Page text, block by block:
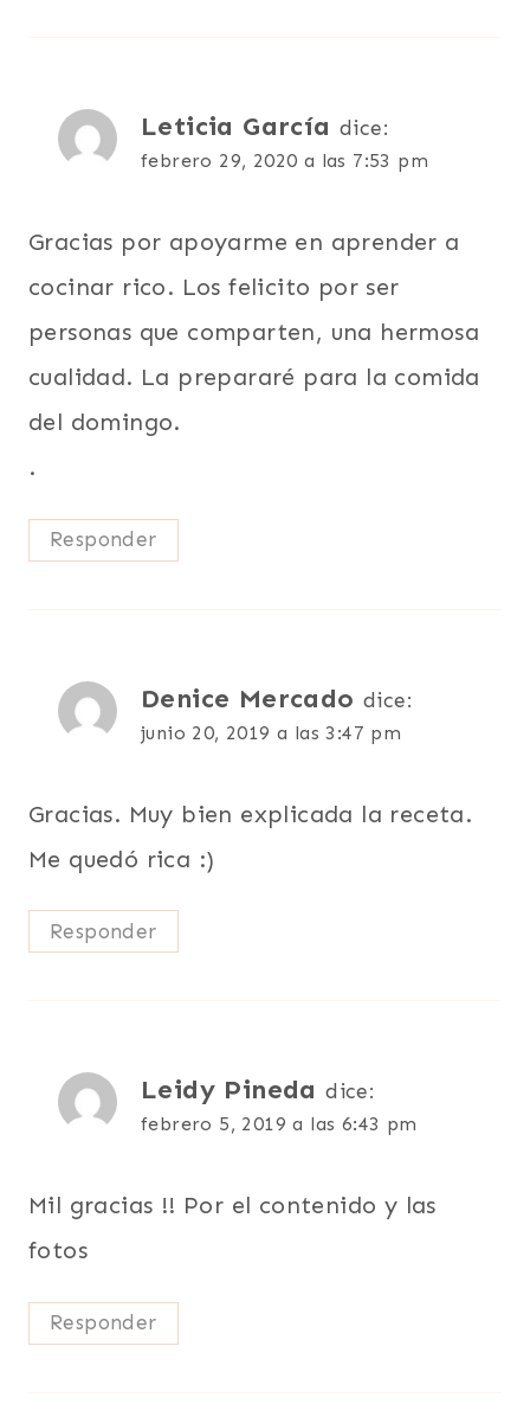
Leticia García dice:
febrero 29, 2020 a las 7:53 pm
Gracias por apoyarme en aprender a
cocinar rico. Los felicito por ser
personas que comparten, una hermosa
cualidad. La prepararé para la comida
del domingo.
.
Responder
Denice Mercado dice:
junio 20, 2019 a las 3:47 pm
Gracias. Muy bien explicada la receta.
Me quedó rica :)
Responder
Leidy Pineda dice:
febrero 5, 2019 a las 6:43 pm
Mil gracias !! Por el contenido y las
fotos
Responder